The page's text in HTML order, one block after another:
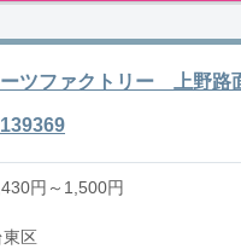
ーツファクトリー 上野
円～1,500円
区